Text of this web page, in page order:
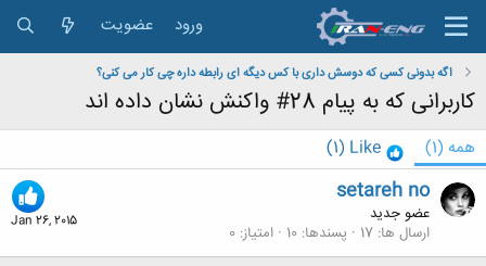
ورود عضویت
اگه بدونی کسی که دوسش داری با کس دیگه ای رابطه داره چی کار می کنی؟
کاربرانی که به پیام 28# واکنش نشان داده اند
همه (1)
Like
(1)
Jan 26, 2015
setareh no
عضو جدید
ارسال ها 17 پسندها 10 امتیاز 0